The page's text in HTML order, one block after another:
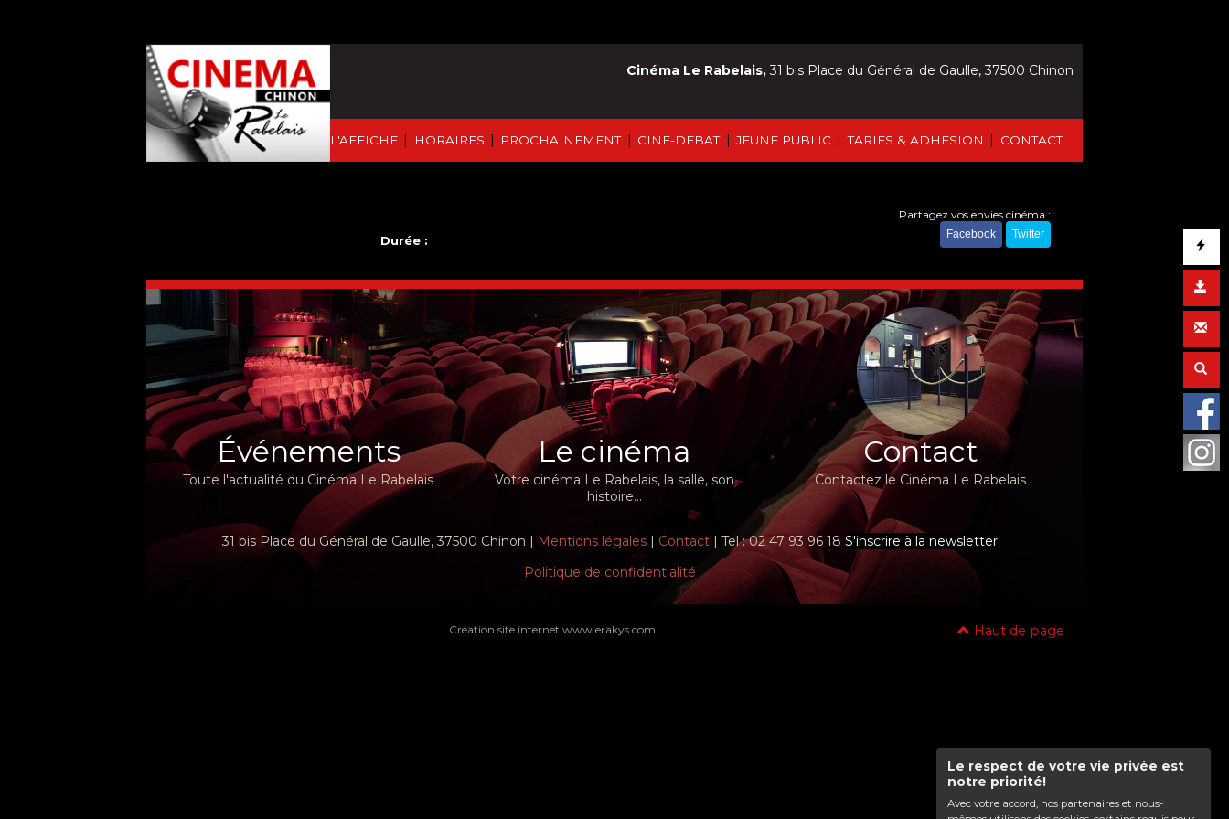
Le respect de votre vie privée est
notre priorité!
Avec votre accord, nos partenaires et nous-
À L'AFFICHE | HORAIRES | PROCHAINEMENT | CINE-DEBAT | JEUNE PUBLIC | TARIFS & ADHESION | CONTACT
Cinéma Le Rabelais,31 bis Place du Général de Gaulle, 37500 Chinon
Durée :
Partagez vos envies cinéma :
Facebook Twitter
Événements
Toute l'actualité du Cinéma Le Rabelais
Le cinéma
Votre cinéma Le Rabelais, la salle, son
histoire...
Contact
Contactez le Cinéma Le Rabelais
31 bis Place du Général de Gaulle, 37500 Chinon | Mentions légales | Contact | Tel : 02 47 93 96 18 S'inscrire à la newsletter
Politique de confidentialité
Haut de page
Création site internet www.erakys.com